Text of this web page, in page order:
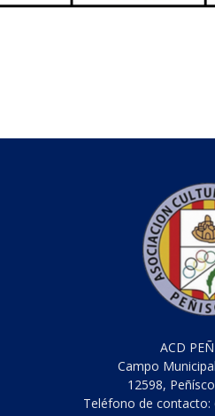
ACD
Campo
12598,
Teléfono de contacto: